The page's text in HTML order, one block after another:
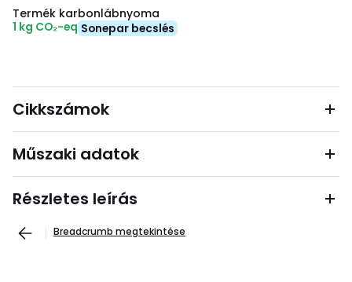
Termék karbonlábnyoma
1 kg CO₂-eq Sonepar becslés
Cikkszámok
Műszaki adatok
Részletes leírás
Breadcrumb megtekintése